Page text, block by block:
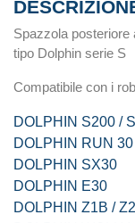
Spazzola
tipo Dolphin serie S
Compatibile con i
DOLPHIN S200 /
DOLPHIN RUN 30
DOLPHIN SX30
DOLPHIN E30
DOLPHIN Z1B /